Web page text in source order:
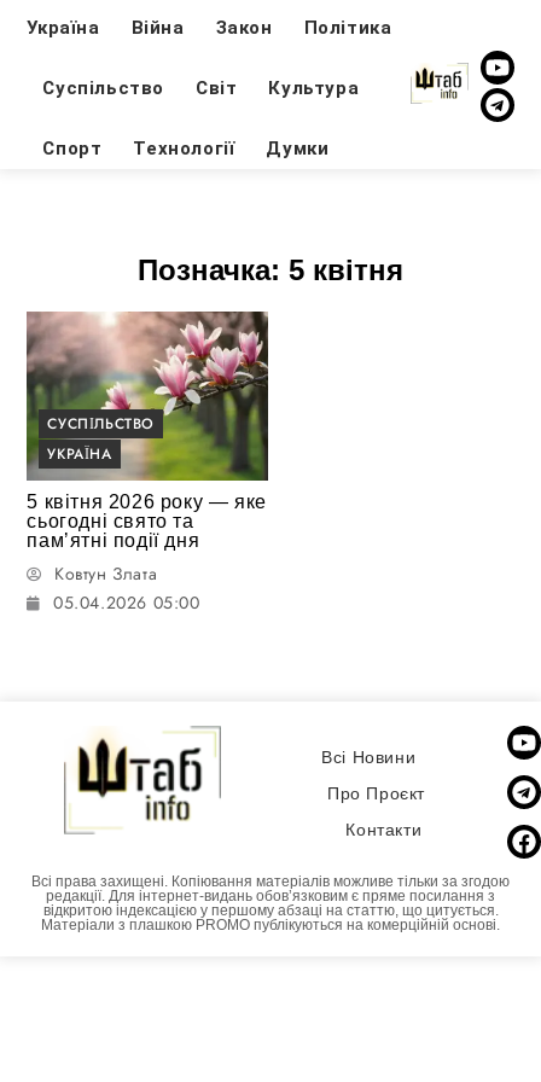
Україна Війна Закон Політика
Суспільство Світ Культура
Спорт Технології Думки
Позначка: 5 квітня
СУСПІЛЬСТВО
УКРАЇНА
5 квітня 2026 року — яке
сьогодні свято та
памʼятні події дня
Ковтун Злата
05.04.2026 05:00
Всі Новини
Про Проєкт
Контакти
Всі права захищені. Копіювання матеріалів можливе тільки за згодою
редакції. Для інтернет-видань обовʼязковим є пряме посилання з
відкритою індексацією у першому абзаці на статтю, що цитується.
Матеріали з плашкою PROMO публікуються на комерційній основі.